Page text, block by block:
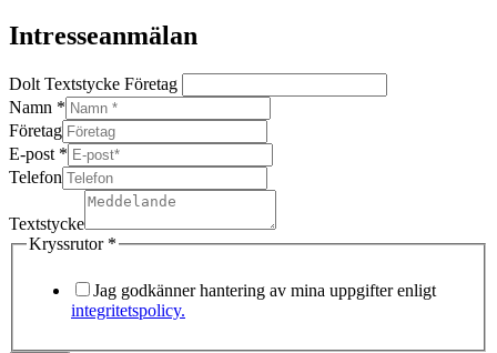
Intresseanmälan
Dolt Textstycke Företag
Namn *
Företag
E-post *
Telefon
Textstycke
Kryssrutor *
Jag godkänner hantering av mina uppgifter enligt
integritetspolicy.